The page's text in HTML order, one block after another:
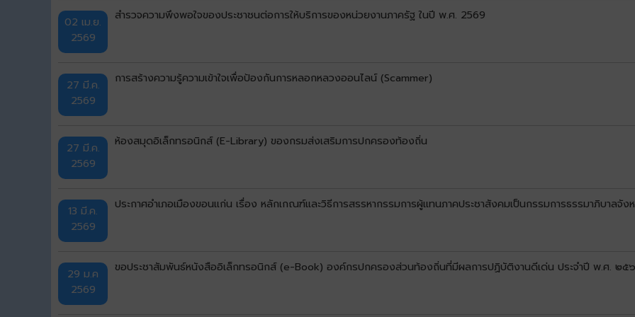
02 เม.ย.
2569
สำรวจความพึงพอใจของประชาชนต่อการให้บริการของหน่วยงานภาครัฐ ในปี พ.ศ. 2569
27 มี.ค.
2569
การสร้างความรู้ความเข้าใจเพื่อป้องกันการหลอกหลวงออนไลน์ (Scammer)
27 มี.ค.
2569
ห้องสมุดอิเล็กทรอนิกส์ (E-Library) ของกรมส่งเสริมการปกครองท้องถิ่น
13 มี.ค.
2569
ประกาศอำเภอเมืองขอนแก่น เรื่อง หลักเกณฑ์และวิธีการสรรหากรรมการผู้แทนภาคประชาสังคมเป็นกรรมการธรรมาภิบาลจัง
29 ม.ค
2569
ขอประชาสัมพันธ์หนังสืออิเล็กทรอนิกส์ (e-Book) องค์กรปกครองส่วนท้องถิ่นที่มีผลการปฏิบัติงานดีเด่น ประจำปี พ.ศ. ๒๕